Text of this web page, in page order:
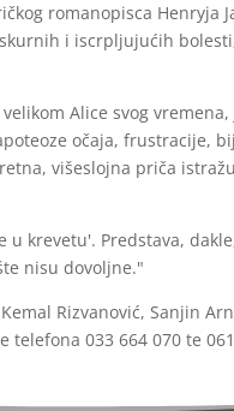
romanopisca
i iscrpljujućih
Alice svog
očaja, frustracije,
višeslojna priča
krevetu'. Predstava,
nisu dovoljne."
Rizvanović, Sanjin
033 664 070 te